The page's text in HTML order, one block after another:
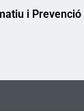
i Prevenció